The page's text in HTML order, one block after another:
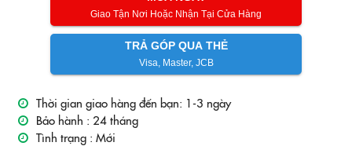
Giao Tận Nơi Hoặc Nhận Tại Cửa Hàng
TRẢ GÓP QUA THẺ
Visa, Master, JCB
Thời gian giao hàng đến bạn: 1-3 ngày
Bảo hành : 24 tháng
Tình trạng : Mới